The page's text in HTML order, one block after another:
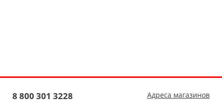
8 800 301 3228 Адреса магазинов